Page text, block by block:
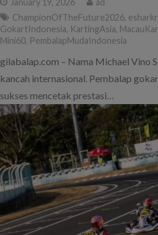
ChampionOfTheFuture2026,
GokartIndonesia, KartingAsia,
Mini60, PembalapMudaIndonesia
gilabalap.com – Nama Michael Vino
kancah internasional. Pembalap
sukses mencetak prestasi…